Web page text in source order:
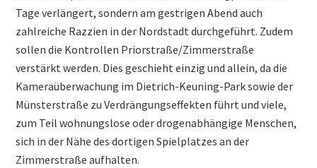
Tage verlängert, sondern am gestrigen Abend auch
zahlreiche Razzien in der Nordstadt durchgeführt. Zudem
sollen die Kontrollen Priorstraße/Zimmerstraße
verstärkt werden. Dies geschieht einzig und allein, da die
Kameraüberwachung im Dietrich-Keuning-Park sowie der
Münsterstraße zu Verdrängungseffekten führt und viele,
zum Teil wohnungslose oder drogenabhängige Menschen,
sich in der Nähe des dortigen Spielplatzes an der
Zimmerstraße aufhalten.